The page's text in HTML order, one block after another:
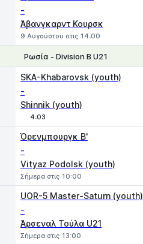
-
Άβανγκαρντ Κουρσκ
9 Αυγούστου στις 14:00
Ρωσία - Division B U21
SKA-Khabarovsk (youth)
-
Shinnik (youth)
4:03
Όρενμπουργκ B'
-
Vityaz Podolsk (youth)
Σήμερα στις 10:00
UOR-5 Master-Saturn (youth)
-
Άρσεναλ Τούλα U21
Σήμερα στις 13:00